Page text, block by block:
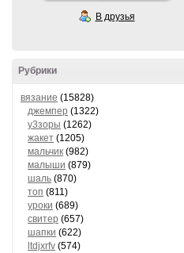
В друзья
Рубрики
вязание (15828)
джемпер (1322)
у3зоры (1262)
жакет (1205)
мальчик (982)
малыши (879)
шаль (870)
топ (811)
уроки (689)
свитер (657)
шапки (622)
ltdjxrfv (574)